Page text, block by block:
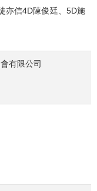
亦信4D陳俊廷、5D施
有限公司